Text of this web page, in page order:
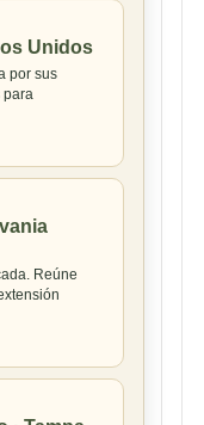
Unidos
por sus
para
Reúne